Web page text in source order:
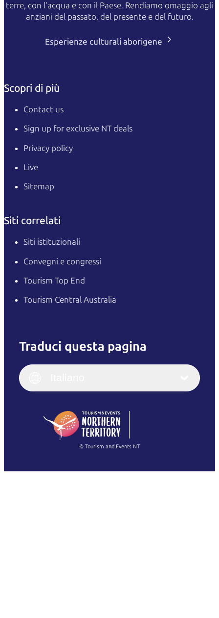
terre, con l'acqua e con il Paese. Rendiamo omaggio agli
anziani del passato, del presente e del futuro.
Esperienze culturali aborigene
Scopri di più
Contact us
Sign up for exclusive NT deals
Privacy policy
Live
Sitemap
Siti correlati
Siti istituzionali
Convegni e congressi
Tourism Top End
Tourism Central Australia
Traduci questa pagina
English
(Singapore)
Français
Italiano
繁體中文
© Tourism and Events NT